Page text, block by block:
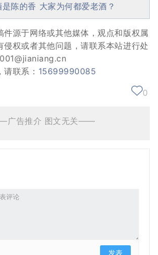
陈的香 大家为何都爱老酒？
件源于网络或其他媒体，观点和版权属
侵权或者其他问题，请联系本站进行处
联系： 15699990085
0
告推介 图文无关——